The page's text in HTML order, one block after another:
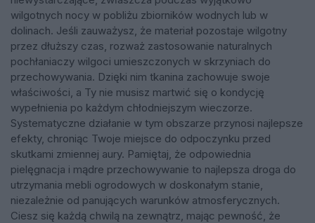
wilgotnych nocy w pobliżu zbiorników wodnych lub w
dolinach. Jeśli zauważysz, że materiał pozostaje wilgotny
przez dłuższy czas, rozważ zastosowanie naturalnych
pochłaniaczy wilgoci umieszczonych w skrzyniach do
przechowywania. Dzięki nim tkanina zachowuje swoje
właściwości, a Ty nie musisz martwić się o kondycję
wypełnienia po każdym chłodniejszym wieczorze.
Systematyczne działanie w tym obszarze przynosi najlepsze
efekty, chroniąc Twoje miejsce do odpoczynku przed
skutkami zmiennej aury. Pamiętaj, że odpowiednia
pielęgnacja i mądre przechowywanie to najlepsza droga do
utrzymania mebli ogrodowych w doskonałym stanie,
niezależnie od panujących warunków atmosferycznych.
Ciesz się każdą chwilą na zewnątrz, mając pewność, że